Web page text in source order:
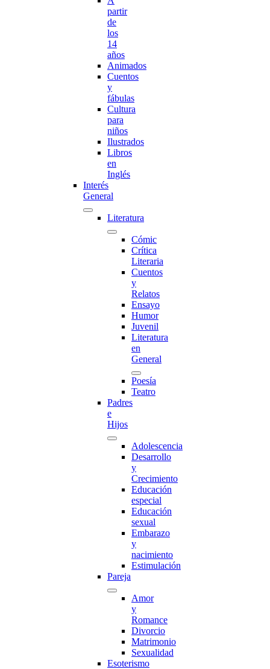
partir
de
los
14
años
Animados
Cuentos
y
fábulas
Cultura
para
niños
Ilustrados
Libros
en
Inglés
Interés
General
Literatura
Cómic
Crítica
Literaria
Cuentos
y
Relatos
Ensayo
Humor
Juvenil
Literatura
en
General
Poesía
Teatro
Padres
e
Hijos
Adolescencia
Desarrollo
y
Crecimiento
Educación
especial
Educación
sexual
Embarazo
y
nacimiento
Estimulación
Pareja
Amor
y
Romance
Divorcio
Matrimonio
Sexualidad
Esoterismo